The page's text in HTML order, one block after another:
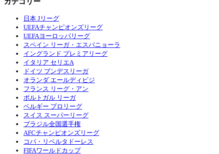
日本 Jリーグ
UEFAチャンピオンズリーグ
UEFAヨーロッパリーグ
スペイン リーガ・エスパニョーラ
イングランド プレミアリーグ
イタリア セリエA
ドイツ ブンデスリーガ
オランダ エールディビジ
フランス リーグ・アン
ポルトガル リーガ
ベルギー プロリーグ
スイス スーパーリーグ
ブラジル全国選手権
AFCチャンピオンズリーグ
コパ・リベルタドーレス
FIFAワールドカップ